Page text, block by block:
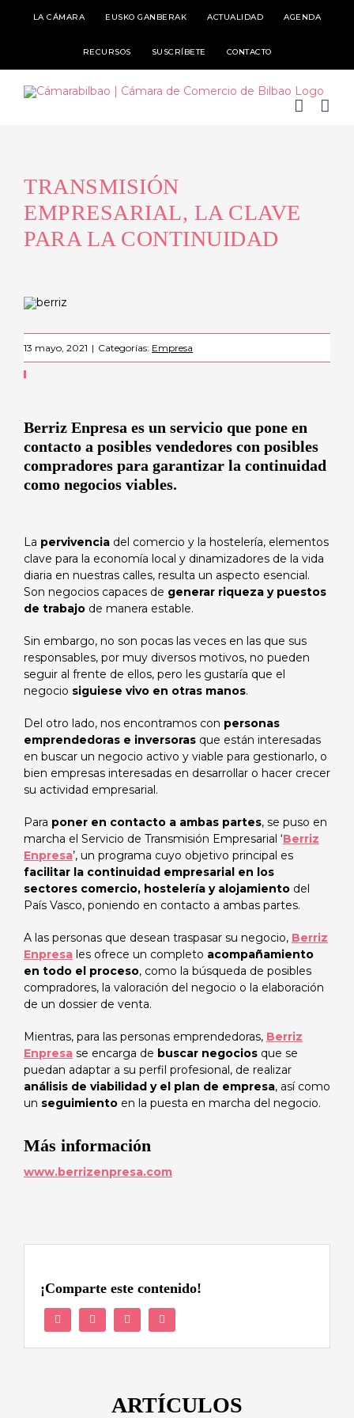
LA CÁMARA EUSKO GANBERAK ACTUALIDAD AGENDA
RECURSOS SUSCRÍBETE CONTACTO
TRANSMISIÓN
EMPRESARIAL, LA CLAVE
PARA LA CONTINUIDAD
13 mayo, 2021 | Categorías: Empresa
Berriz Enpresa es un servicio que pone en
contacto a posibles vendedores con posibles
compradores para garantizar la continuidad
como negocios viables.
La pervivencia del comercio y la hostelería, elementos
clave para la economía local y dinamizadores de la vida
diaria en nuestras calles, resulta un aspecto esencial.
Son negocios capaces de generar riqueza y puestos
de trabajo de manera estable.
Sin embargo, no son pocas las veces en las que sus
responsables, por muy diversos motivos, no pueden
seguir al frente de ellos, pero les gustaría que el
negocio siguiese vivo en otras manos.
Del otro lado, nos encontramos con personas
emprendedoras e inversoras que están interesadas
en buscar un negocio activo y viable para gestionarlo, o
bien empresas interesadas en desarrollar o hacer crecer
su actividad empresarial.
Para poner en contacto a ambas partes, se puso en
marcha el Servicio de Transmisión Empresarial ‘Berriz
Enpresa’, un programa cuyo objetivo principal es
facilitar la continuidad empresarial en los
sectores comercio, hostelería y alojamiento del
País Vasco, poniendo en contacto a ambas partes.
A las personas que desean traspasar su negocio, Berriz
Enpresa les ofrece un completo acompañamiento
en todo el proceso, como la búsqueda de posibles
compradores, la valoración del negocio o la elaboración
de un dossier de venta.
Mientras, para las personas emprendedoras, Berriz
Enpresa se encarga de buscar negocios que se
puedan adaptar a su perfil profesional, de realizar
análisis de viabilidad y el plan de empresa, así como
un seguimiento en la puesta en marcha del negocio.
Más información
www.berrizenpresa.com
¡Comparte este contenido!
ARTÍCULOS